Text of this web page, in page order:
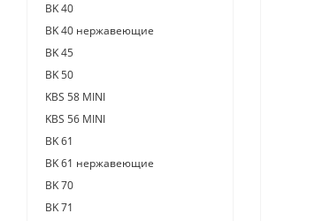
BK 40
BK 40 нержавеющие
BK 45
BK 50
KBS 58 MINI
KBS 56 MINI
BK 61
BK 61 нержавеющие
BK 70
BK 71